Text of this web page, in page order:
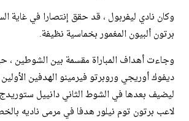
وكان نادي ليفربول ، قد حقق إنتصارا في غاية
برتون ألبيون المغمور بخماسية نظيفة.
وجاءت أهداف المباراة مقسمة بين الشوطين
ديفوك أوريجي وروبرتو فيرمينو الهدفين الأولين
ليضيف بعدها في الشوط الثاني دانييل
لاعب برتون توم نيلور هدفا في مرمى ناديه